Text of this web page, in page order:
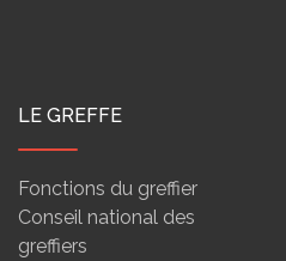
LE GREFFE
Fonctions du greffier
Conseil national des
greffiers